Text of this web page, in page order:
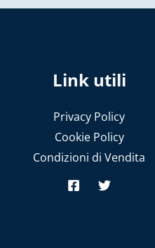
Link utili
Privacy Policy
Cookie Policy
Condizioni di Vendita